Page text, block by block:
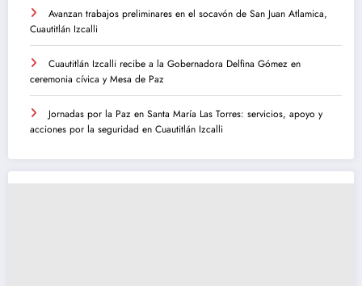
Avanzan trabajos preliminares en el socavón de San Juan Atlamica,
Cuautitlán Izcalli
Cuautitlán Izcalli recibe a la Gobernadora Delfina Gómez en
ceremonia cívica y Mesa de Paz
Jornadas por la Paz en Santa María Las Torres: servicios, apoyo y
acciones por la seguridad en Cuautitlán Izcalli